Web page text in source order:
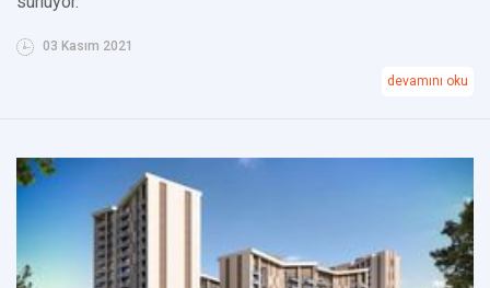
03 Kasım 2021
devamını oku